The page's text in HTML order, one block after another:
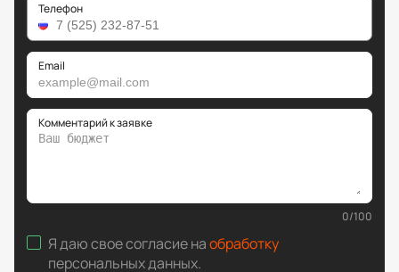
Телефон
Email
Комментарий к заявке
0/100
Я даю свое согласие наобработку
персональных данных.